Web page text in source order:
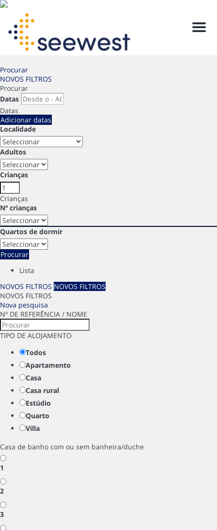
Menú
Procurar
NOVOS FILTROS
Procurar
Datas
Datas
Adicionar datas
Localidade
Adultos
Crianças
Crianças
Nº crianças
Quartos de dormir
Procurar
Lista
NOVOS FILTROS NOVOS FILTROS
NOVOS FILTROS
Nova pesquisa
Nº DE REFERÊNCIA / NOME
TIPO DE ALOJAMENTO
Todos
Apartamento
Casa
Casa rural
Estúdio
Quarto
Villa
Casa de banho com ou sem banheira/duche
1
2
3